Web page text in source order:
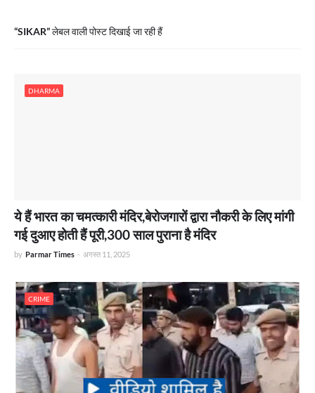
SIKAR लेबल वाली पोस्ट दिखाई जा रही हैं
DHARMA
ये हैं भारत का चमत्कारी मंदिर,बेरोजगारों द्वारा नौकरी के लिए मांगी
गई दुआए होती हैं पूरी,300 साल पुराना है मंदिर
by Parmar Times - अगस्त 11, 2025
CRIME